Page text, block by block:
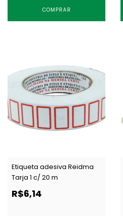
COMPRAR
Etiqueta adesiva Reidma
Tarja 1 c/ 20 m
R$6,14